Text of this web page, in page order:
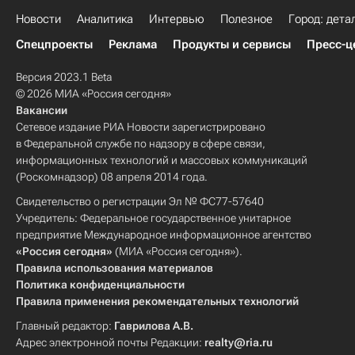
Новости Аналитика Интервью Полезное
Город:
Спецпроекты
Реклама Продукты и сервисы Пресс-
Версия 2023.1 Beta
© 2026 МИА «Россия сегодня»
Вакансии
Сетевое издание РИА Новости зарегистрировано
в Федеральной службе по надзору в сфере связи,
информационных технологий и массовых коммуникаций
(Роскомнадзор) 08 апреля 2014 года.
Свидетельство о регистрации Эл № ФС77-57640
Учредитель: Федеральное государственное унитарное
предприятие Международное информационное агентство
«Россия сегодня» (МИА «Россия сегодня»).
Правила использования материалов
Политика конфиденциальности
Правила применения рекомендательных технологий
Главный редактор: Гаврилова А.В.
Адрес электронной почты Редакции: realty@ria.ru